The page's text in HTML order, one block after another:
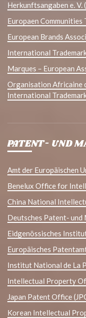
Herkunftsangaben e. V.
Europaen
European Brands
International
Marques – European
Organisation Africaine
International
PATENT- UND
Amt der Europäischen
Benelux Office for
China National
Deutsches Patent- und
Eidgenössisches
Europäisches
Institut National de La
Intellectual Property
Japan Patent Office
Korean Intellectual